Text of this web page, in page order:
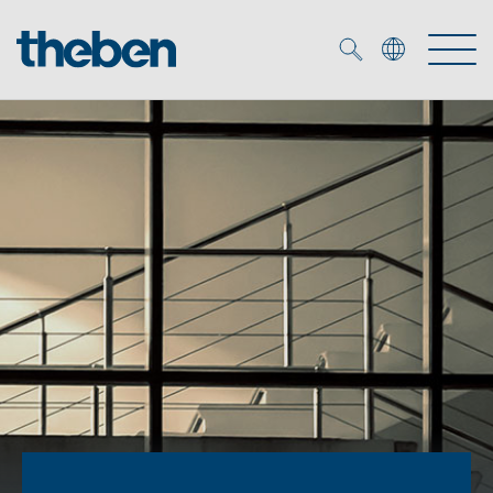
KNX
Smart Home
DALI
Rilevatori di presenza/movimento
Soluzione OEM
Soluzioni OEM
Esperti OEM
Referenze
Soluzioni
Controllo dell'illuminazione DALI-2
Emettitore LED (inglese)
Servizio
Azienda